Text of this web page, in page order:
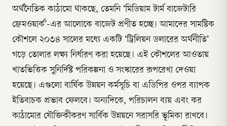
অর্থনৈতিক কাঠামো থাকছে, তেমনি ‘মিডিয়াম টার্ম বাজেটারি
ফ্রেমওয়ার্ক’-এর আলোকে বাজেট প্রণীত হচ্ছে। আমাদের সামষ্টিক
কৌশলে ২০৩৪ সালের মধ্যে একটি ‘ট্রিলিয়ন ডলারের অর্থনীতি’
গড়ে তোলার লক্ষ্য নির্ধারণ করা হয়েছে। এই কৌশলের আওতায়
খাতভিত্তিক সুনির্দিষ্ট পরিকল্পনা ও সংস্কারের রূপরেখা দেওয়া
হয়েছে। এগুলো বার্ষিক উন্নয়ন কর্মসূচি বা এডিপির ওপর ব্যাপক
ইতিবাচক প্রভাব ফেলবে। অন্যদিকে, পরিচালন ব্যয় এবং কর
কাঠামোর যৌক্তিকীকরণ সার্বিক উন্নয়নে সরাসরি ভূমিকা রাখবে।